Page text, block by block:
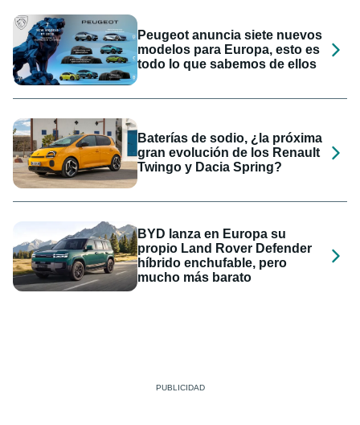
Peugeot anuncia siete nuevos
modelos para Europa, esto es
todo lo que sabemos de ellos
Baterías de sodio, ¿la próxima
gran evolución de los Renault
Twingo y Dacia Spring?
BYD lanza en Europa su
propio Land Rover Defender
híbrido enchufable, pero
mucho más barato